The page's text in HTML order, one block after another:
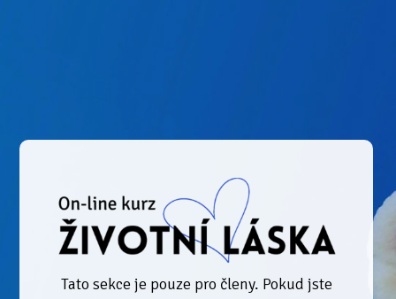
Tato sekce je pouze pro členy. Pokud jste